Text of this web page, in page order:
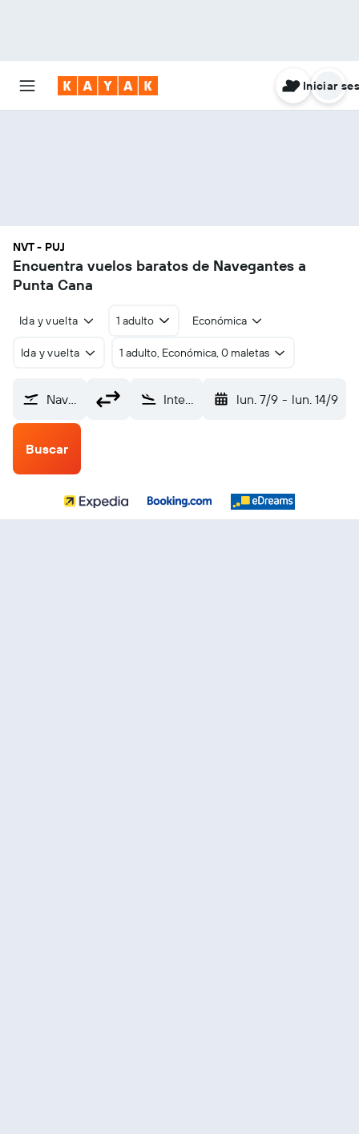
Iniciar
NVT - PUJ
Encuentra vuelos baratos de Navegantes a
Punta Cana
Ida y vuelta 1 adulto Económica
Ida y vuelta 1 adulto, Económica, 0 maletas
Navegantes (NVT) Internacional de Punta Cana (PUJ) lun. 7/9 - lun. 14/9
Buscar